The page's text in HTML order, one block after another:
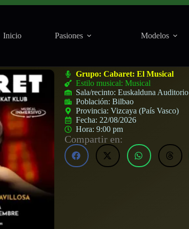
Inicio Pasiones Modelos
Grupo:Cabaret: El Musical
Estilo musical: Musical
Sala/recinto:Euskalduna Auditorio
Población:Bilbao
Provincia:Vizcaya (País Vasco)
Fecha: 22/08/2026
Hora:9:00 pm
Compartir en: